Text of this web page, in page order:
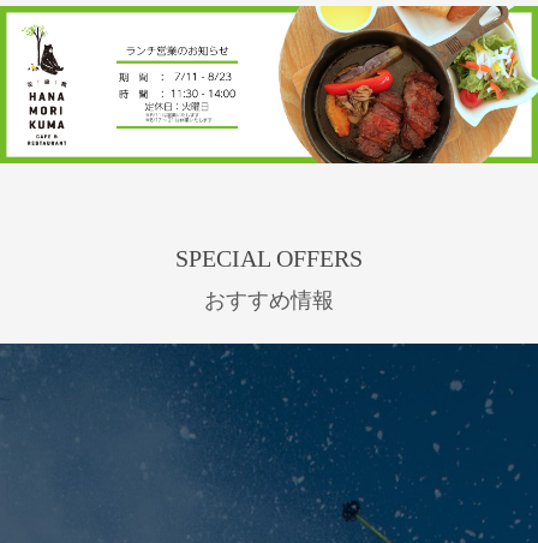
SPECIAL OFFERS
おすすめ情報